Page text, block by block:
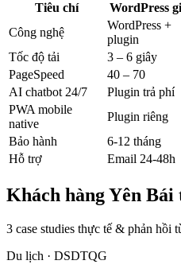
Tiêu chí WordPress
Công nghệ
WordPress +
plugin
Tốc độ tải
3 – 6 giây
PageSpeed
40 – 70
AI chatbot 24/7
Plugin trả phí
PWA mobile
native
Plugin riêng
Bảo hành
6-12 tháng
Hỗ trợ
Email 24-48h
Khách hàngYên Bái
3 case studies thực tế & phản hồi
Du lịch · DSDTQG